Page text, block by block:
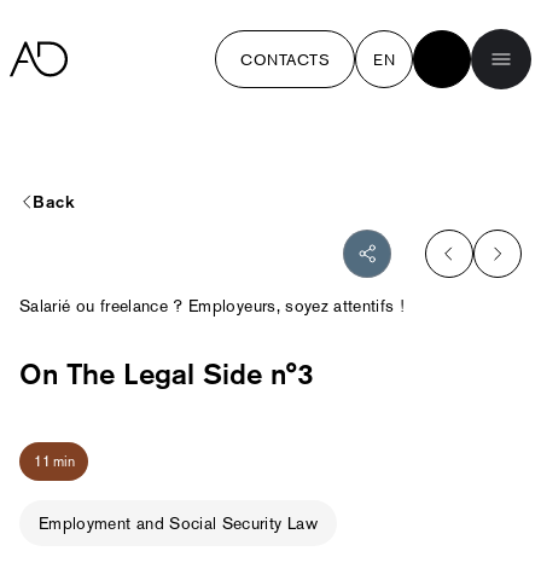
CONTACTS EN
Back
Salarié ou freelance ? Employeurs, soyez attentifs !
On The Legal Side n°3
11 min
Employment and Social Security Law